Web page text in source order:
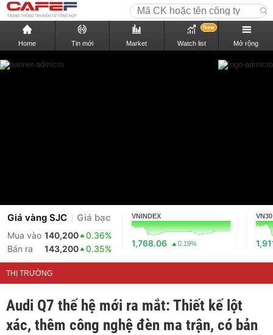
Home Tin mới Market Watch list
New
Mở rộng
Giá vàng SJC Giá bạc
Mua vào 140,200
0.36%
Bán ra
143,200 0.35%
VNINDEX
1,768.06 0.19%
VN30
THỊ TRƯỜNG
Audi Q7 thế hệ mới ra mắt: Thiết kế lột
xác, thêm công nghệ đèn ma trận, có bản